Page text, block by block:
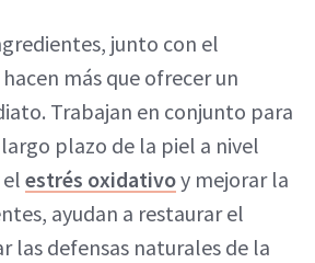
junto con el
más que ofrecer un
Trabajan en conjunto para
plazo de la piel a nivel
estrés oxidativoy mejorar la
ayudan a restaurar el
las defensas naturales de la